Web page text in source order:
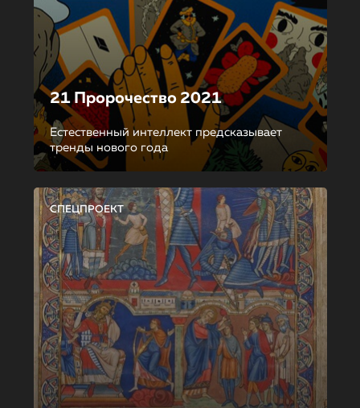
21 Пророчество 2021
Естественный интеллект предсказывает
тренды нового года
СПЕЦПРОЕКТ